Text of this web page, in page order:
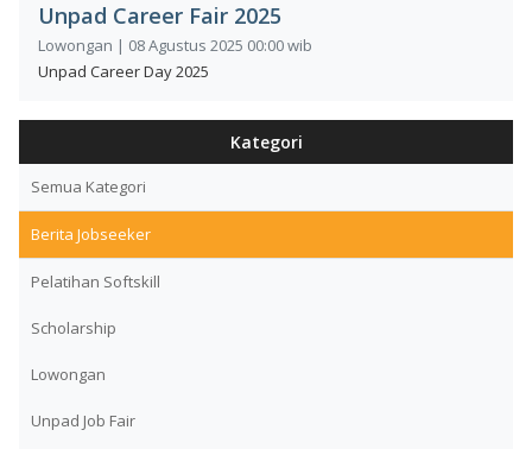
Unpad Career Fair 2025
Lowongan | 08 Agustus 2025 00:00 wib
Unpad Career Day 2025
Kategori
Semua Kategori
Berita Jobseeker
Pelatihan Softskill
Scholarship
Lowongan
Unpad Job Fair